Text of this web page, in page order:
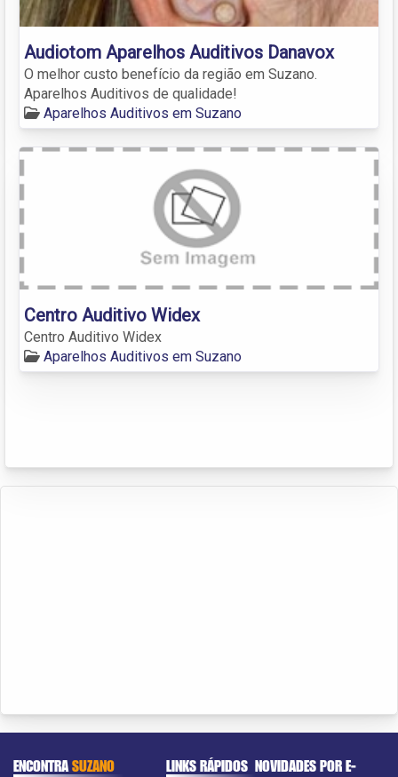
Audiotom Aparelhos Auditivos Danavox
O melhor custo benefício da região em Suzano.
Aparelhos Auditivos de qualidade!
Aparelhos Auditivos em Suzano
Centro Auditivo Widex
Centro Auditivo Widex
Aparelhos Auditivos em Suzano
ENCONTRASUZANO LINKS RÁPIDOS NOVIDADES POR E-